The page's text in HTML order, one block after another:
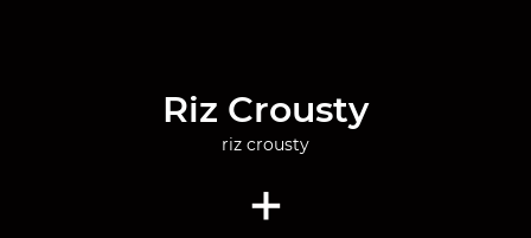
Riz Crousty
riz crousty
+